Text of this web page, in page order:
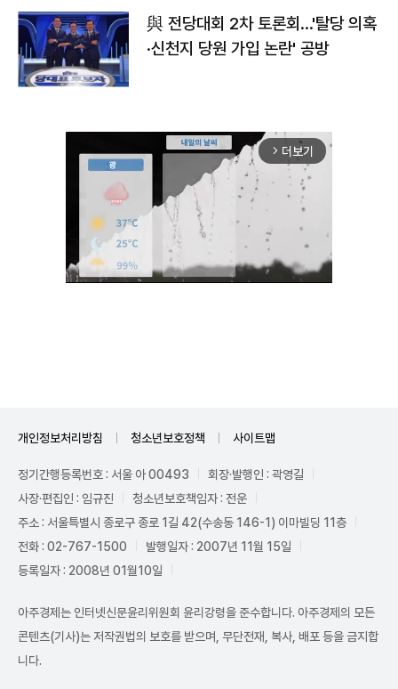
與 전당대회 2차 토론회…'탈당 의혹
·신천지 당원 가입 논란' 공방
arrow_forward_ios 더보기
개인정보처리방침 청소년보호정책 사이트맵
정기간행등록번호 : 서울 아 00493
회장·발행인 : 곽영길
사장·편집인 : 임규진
청소년보호책임자 : 전운
주소 : 서울특별시 종로구 종로 1길 42(수송동 146-1) 이마빌딩 11층
전화 : 02-767-1500
발행일자 : 2007년 11월 15일
등록일자 : 2008년 01월10일
아주경제는 인터넷신문윤리위원회 윤리강령을 준수합니다. 아주경제의 모든
콘텐츠(기사)는 저작권법의 보호를 받으며, 무단전재, 복사, 배포 등을 금지합
니다.